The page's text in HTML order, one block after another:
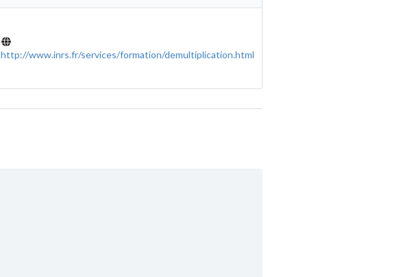
http://www.inrs.fr/services/formation/demultiplication.html